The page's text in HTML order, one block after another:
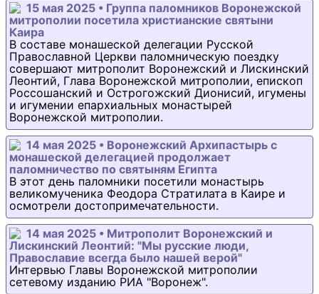
15 мая 2025 • Группа паломников Воронежской
митрополии посетила христианские святыни
Каира
В составе монашеской делегации Русской
Православной Церкви паломническую поездку
совершают митрополит Воронежский и Лискинский
Леонтий, Глава Воронежской митрополии, епископ
Россошанский и Острогожский Дионисий, игумены
и игумении епархиальных монастырей
Воронежской митрополии.
14 мая 2025 • Воронежский Архипастырь с
монашеской делегацией продолжает
паломничество по святыням Египта
В этот день паломники посетили монастырь
великомученика Феодора Стратилата в Каире и
осмотрели достопримечательности.
14 мая 2025 • Митрополит Воронежский и
Лискинский Леонтий: "Мы русские люди,
Православие всегда было нашей верой"
Интервью Главы Воронежской митрополии
сетевому изданию РИА "Воронеж".